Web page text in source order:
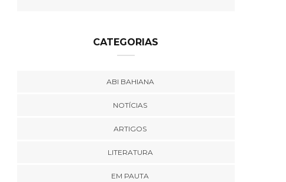
CATEGORIAS
ABI BAHIANA
NOTÍCIAS
ARTIGOS
LITERATURA
EM PAUTA